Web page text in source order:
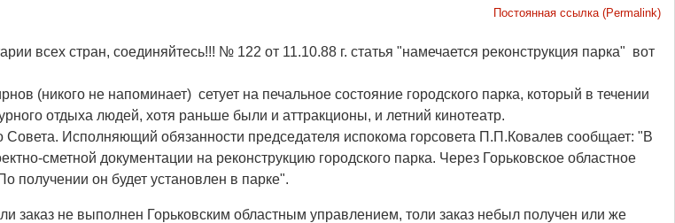
Постоянная ссылка (Permalink)
всех стран, соединяйтесь!!! № 122 от 11.10.88 г. статья "намечается реконструкция парка" вот
(никого не напоминает) сетует на печальное состояние городского парка, который в течении
отдыха людей, хотя раньше были и аттракционы, и летний кинотеатр.
Совета. Исполняющий обязанности председателя испокома горсовета П.П.Ковалев сообщает: "В
сметной документации на реконструкцию городского парка. Через Горьковское областное
получении он будет установлен в парке".
заказ не выполнен Горьковским областным управлением, толи заказ небыл получен или же